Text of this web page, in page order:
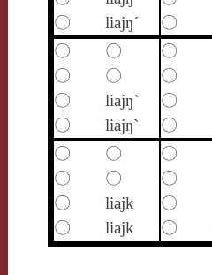
〇
liajŋ´ 〇
〇
〇 〇
〇
〇 〇
〇
liajŋ` 〇
〇
liajŋ` 〇
〇
〇 〇
〇
〇 〇
〇
liajk 〇
〇
liajk 〇